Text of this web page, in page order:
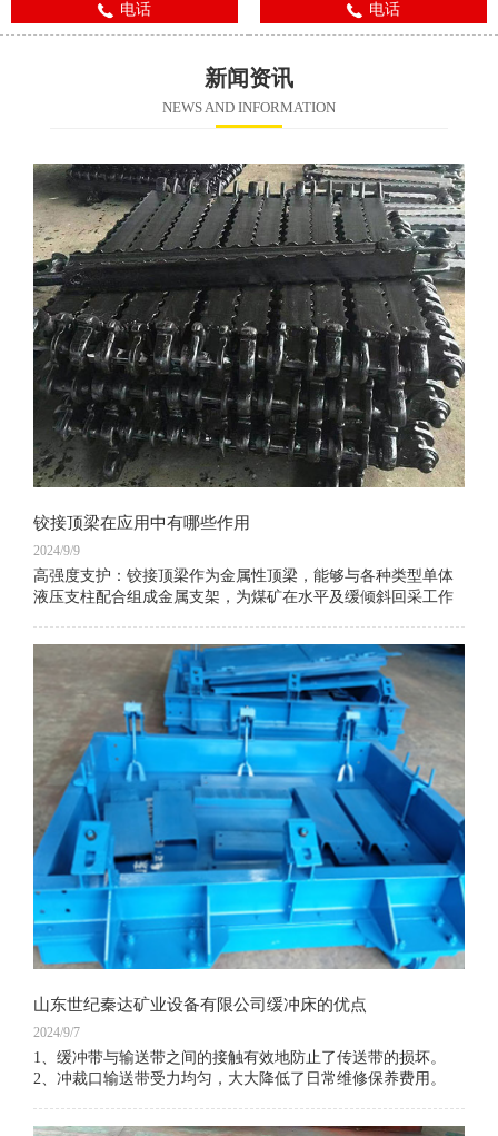
电话 电话
新闻资讯
NEWS AND INFORMATION
铰接顶梁在应用中有哪些作用
2024/9/9
高强度支护：铰接顶梁作为金属性顶梁，能够与各种类型单体
液压支柱配合组成金属支架，为煤矿在水平及缓倾斜回采工作
悬臂支护：铰接顶梁具有悬臂支护的特性，能够支护工作面煤
壁前边的运输机道上面的顶板，使煤壁与支柱间有较大的无支
护空间。这种支护方式不仅为采煤机提供了更广阔的施工空
间，还便于行人、行车和回采作业的进行。
​山东世纪秦达矿业设备有限公司缓冲床的优点
2024/9/7
1、缓冲带与输送带之间的接触有效地防止了传送带的损坏。
2、冲裁口输送带受力均匀，大大降低了日常维修保养费用。